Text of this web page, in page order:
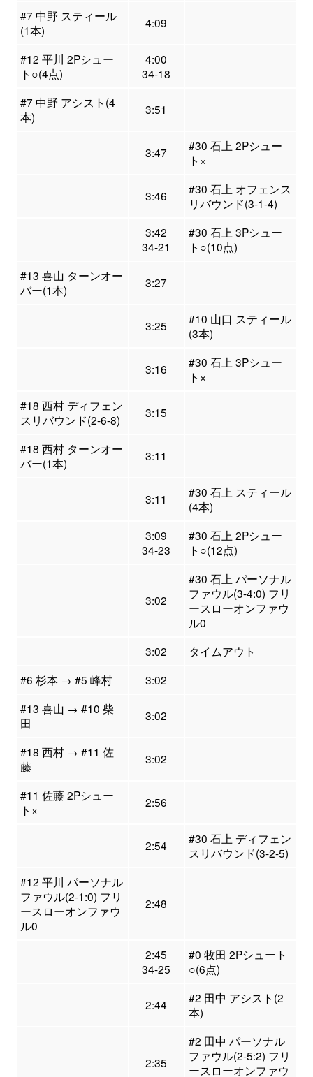
#7 中野 スティール
(1本)
4:09
#12 平川 2Pシュー
ト○(4点)
4:00
34-18
#7 中野 アシスト(4
本)
3:51
3:47
#30 石上 2Pシュー
ト×
3:46
#30 石上 オフェンス
リバウンド(3-1-4)
3:42
34-21
#30 石上 3Pシュー
ト○(10点)
#13 喜山 ターンオー
バー(1本)
3:27
3:25
#10 山口 スティール
(3本)
3:16
#30 石上 3Pシュー
ト×
#18 西村 ディフェン
スリバウンド(2-6-8)
3:15
#18 西村 ターンオー
バー(1本)
3:11
3:11
#30 石上 スティール
(4本)
3:09
34-23
#30 石上 2Pシュー
ト○(12点)
3:02
#30 石上 パーソナル
ファウル(3-4:0) フリ
ースローオンファウ
ル0
3:02
タイムアウト
#6 杉本 → #5 峰村
3:02
#13 喜山 → #10 柴
田
3:02
#18 西村 → #11 佐
藤
3:02
#11 佐藤 2Pシュー
ト×
2:56
2:54
#30 石上 ディフェン
スリバウンド(3-2-5)
#12 平川 パーソナル
ファウル(2-1:0) フリ
ースローオンファウ
ル0
2:48
2:45
34-25
#0 牧田 2Pシュート
○(6点)
2:44
#2 田中 アシスト(2
本)
2:35
#2 田中 パーソナル
ファウル(2-5:2) フリ
ースローオンファウ